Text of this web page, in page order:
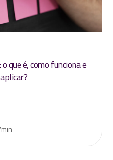
que é, como funciona e
min